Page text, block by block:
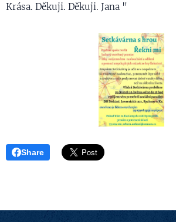
Krása. Děkuji. Děkuji. Jana "
Share